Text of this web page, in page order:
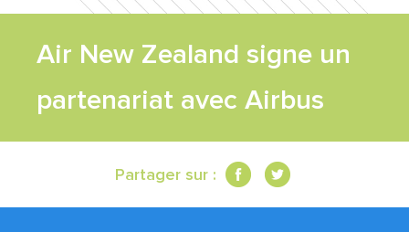
FEUILLE DE
ROUTE
Air New Zealand signe un
partenariat avec Airbus
Partager sur :